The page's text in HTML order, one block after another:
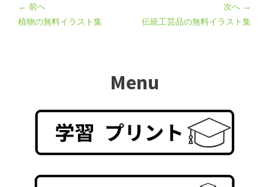
← 前へ
植物の無料イラスト集
次へ →
伝統工芸品の無料イラスト集
Menu